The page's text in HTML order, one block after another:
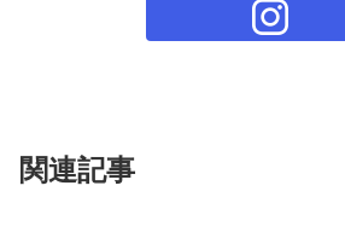
関連記事